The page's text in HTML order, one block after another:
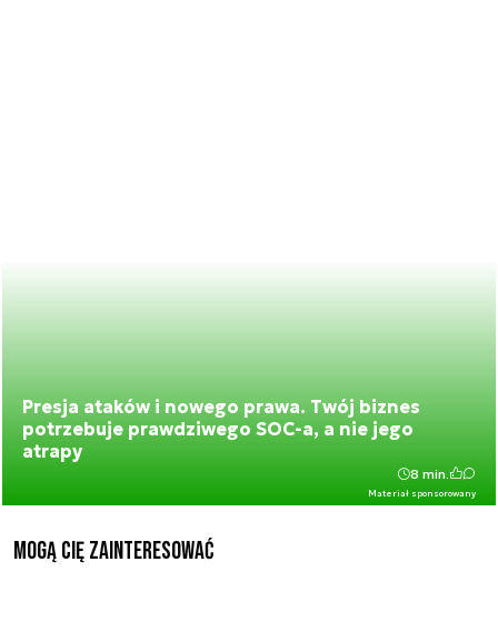
Presja ataków i nowego prawa. Twój biznes
potrzebuje prawdziwego SOC-a, a nie jego
atrapy
Materiał sponsorowany
8 min.
Mogą Cię zainteresować